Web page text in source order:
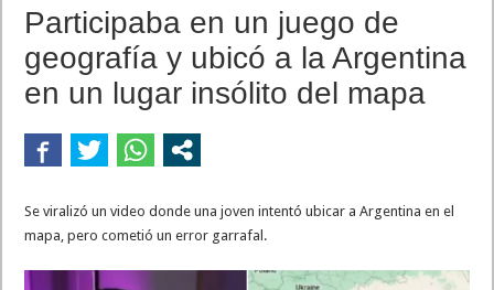
Participaba en un juego de
geografía y ubicó a la Argentina
en un lugar insólito del mapa
Se viralizó un video donde una joven intentó ubicar a Argentina en el
mapa, pero cometió un error garrafal.